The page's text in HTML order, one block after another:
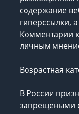
содержание
гиперссылки,
Комментарии
личным
Возрастная
В России
запрещеными